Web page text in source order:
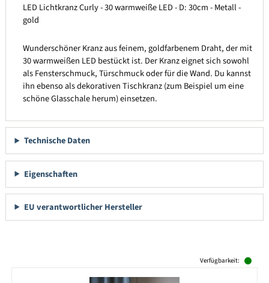
LED Lichtkranz Curly - 30 warmweiße LED - D: 30cm - Metall -
gold
Wunderschöner Kranz aus feinem, goldfarbenem Draht, der mit
30 warmweißen LED bestückt ist. Der Kranz eignet sich sowohl
als Fensterschmuck, Türschmuck oder für die Wand. Du kannst
ihn ebenso als dekorativen Tischkranz (zum Beispiel um eine
schöne Glasschale herum) einsetzen.
Technische Daten
Eigenschaften
EU verantwortlicher Hersteller
Verfügbarkeit: